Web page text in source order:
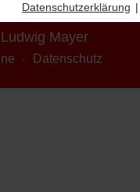
- erstellt und
Mayer
Datenschutz
Datenschutzerklärung |